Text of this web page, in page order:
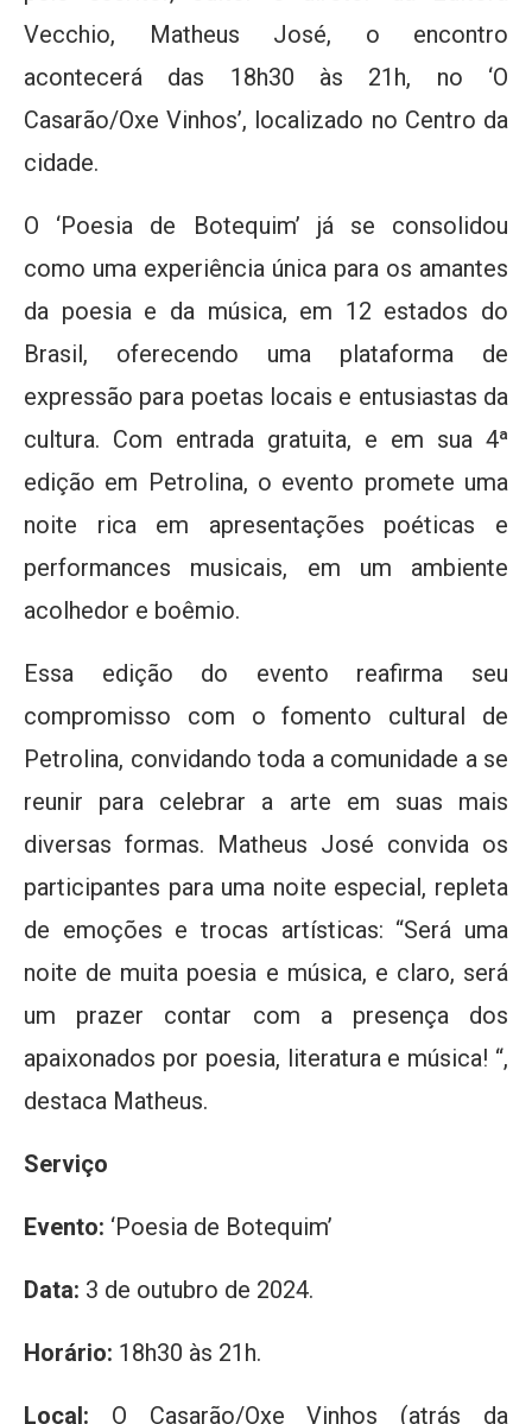
Vecchio, Matheus José, o encontro
acontecerá das 18h30 às 21h, no ‘O
Casarão/Oxe Vinhos’, localizado no Centro da
cidade.
O ‘Poesia de Botequim’ já se consolidou
como uma experiência única para os amantes
da poesia e da música, em 12 estados do
Brasil, oferecendo uma plataforma de
expressão para poetas locais e entusiastas da
cultura. Com entrada gratuita, e em sua 4ª
edição em Petrolina, o evento promete uma
noite rica em apresentações poéticas e
performances musicais, em um ambiente
acolhedor e boêmio.
Essa edição do evento reafirma seu
compromisso com o fomento cultural de
Petrolina, convidando toda a comunidade a se
reunir para celebrar a arte em suas mais
diversas formas. Matheus José convida os
participantes para uma noite especial, repleta
de emoções e trocas artísticas: “Será uma
noite de muita poesia e música, e claro, será
um prazer contar com a presença dos
apaixonados por poesia, literatura e música! “,
destaca Matheus.
Serviço
Evento: ‘Poesia de Botequim’
Data: 3 de outubro de 2024.
Horário: 18h30 às 21h.
Local: O Casarão/Oxe Vinhos (atrás da